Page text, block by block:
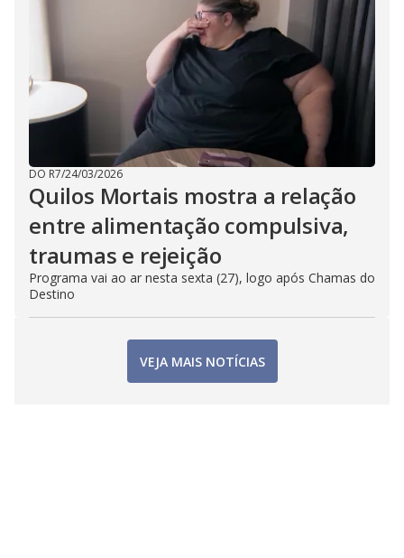
DO R7/24/03/2026
Quilos Mortais mostra a relação
entre alimentação compulsiva,
traumas e rejeição
Programa vai ao ar nesta sexta (27), logo após Chamas do
Destino
VEJA MAIS NOTÍCIAS